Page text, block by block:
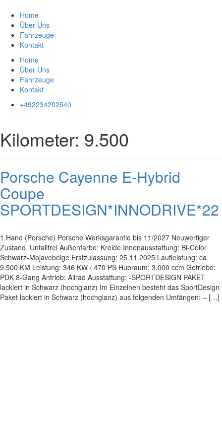
Inhalt
springen
Home
Über Uns
Fahrzeuge
Kontakt
Home
Über Uns
Fahrzeuge
Kontakt
+492234202540
Kilometer: 9.500
Porsche Cayenne E-Hybrid
Coupe
SPORTDESIGN*INNODRIVE*22
1.Hand (Porsche) Porsche Werksgarantie bis 11/2027 Neuwertiger
Zustand. Unfallfrei Außenfarbe: Kreide Innenausstattung: Bi-Color
Schwarz-Mojavebeige Erstzulassung: 25.11.2025 Laufleistung: ca.
9.500 KM Leistung: 346 KW / 470 PS Hubraum: 3.000 ccm Getriebe:
PDK 8-Gang Antrieb: Allrad Ausstattung: -SPORTDESIGN PAKET
lackiert in Schwarz (hochglanz) Im Einzelnen besteht das SportDesign
Paket lackiert in Schwarz (hochglanz) aus folgenden Umfängen: – […]